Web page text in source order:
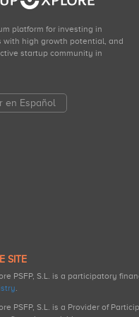
platform for investing in
with high growth potential, and
startup community in
en Español
SITE
PSFP, S.L. is a participatory
.
PSFP, S.L. is a Provider of